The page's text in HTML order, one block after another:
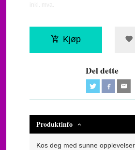
inkl. mva.
Kjøp
Del dette
Produktinfo
Kos deg med sunne